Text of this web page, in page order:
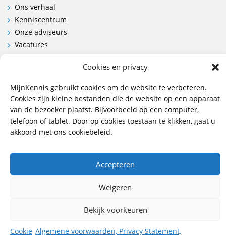
Cookies en privacy
MijnKennis gebruikt cookies om de website te verbeteren.
Cookies zijn kleine bestanden die de website op een apparaat
van de bezoeker plaatst. Bijvoorbeeld op een computer,
telefoon of tablet. Door op cookies toestaan te klikken, gaat u
akkoord met ons cookiebeleid.
Accepteren
Weigeren
Bekijk voorkeuren
Cookie Algemene voorwaarden, Privacy Statement,
Ons verhaal
Kenniscentrum
Onze adviseurs
Vacatures
Contact
Wij hebben vestigingen in:
Doetinchem, Lent
085 - 485 4111
Statement, Dienstverleningsdocument en